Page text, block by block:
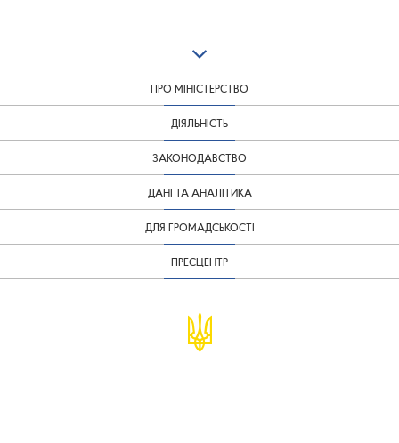
ПРО МІНІСТЕРСТВО
ДІЯЛЬНІСТЬ
ЗАКОНОДАВСТВО
ДАНІ ТА АНАЛІТИКА
ДЛЯ ГРОМАДСЬКОСТІ
ПРЕСЦЕНТР